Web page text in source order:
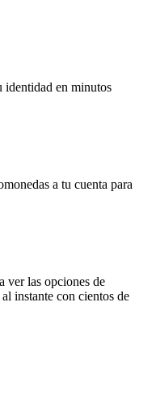
en minutos
a tu cuenta para
ver las opciones de
instante con cientos de